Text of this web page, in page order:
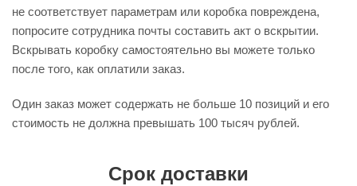
не соответствует параметрам или коробка повреждена,
попросите сотрудника почты составить акт о вскрытии.
Вскрывать коробку самостоятельно вы можете только
после того, как оплатили заказ.
Один заказ может содержать не больше 10 позиций и его
стоимость не должна превышать 100 тысяч рублей.
Срок доставки